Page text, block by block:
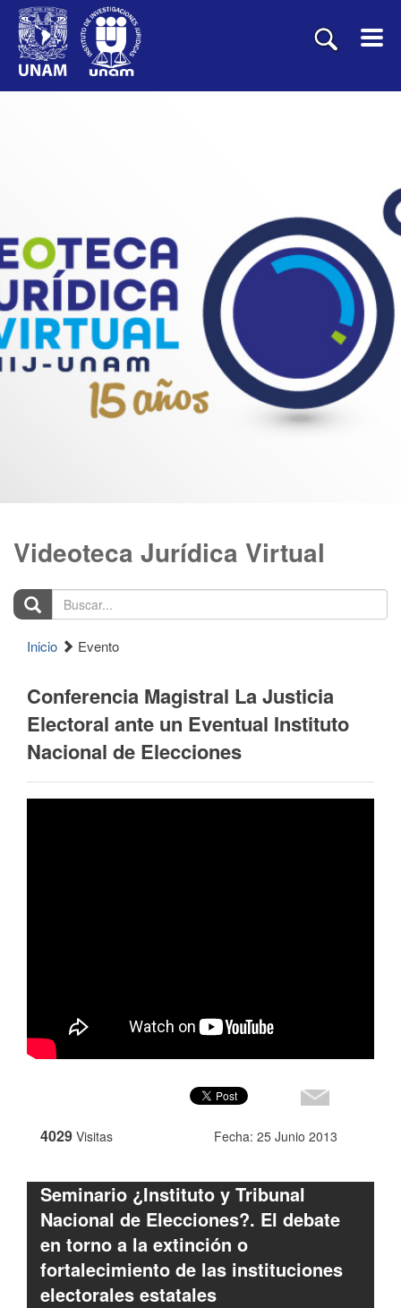
Videoteca Jurídica Virtual
Buscar...
Inicio Evento
Conferencia Magistral La Justicia
Electoral ante un Eventual Instituto
Nacional de Elecciones
4029 Visitas Fecha: 25 Junio 2013
Seminario ¿Instituto y Tribunal
Nacional de Elecciones?. El debate
en torno a la extinción o
fortalecimiento de las instituciones
electorales estatales